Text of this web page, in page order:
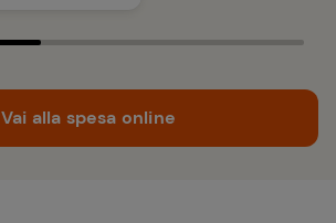
Vai alla spesa online